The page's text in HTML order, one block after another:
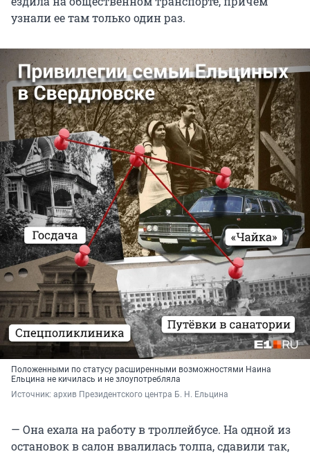
узнали ее там только один раз.
Положенными по статусу расширенными возможностями Наина
Ельцина не кичилась и не злоупотребляла
Источник: архив Президентского центра Б. Н. Ельцина
— Она ехала на работу в троллейбусе. На одной из
остановок в салон ввалилась толпа, сдавили так,